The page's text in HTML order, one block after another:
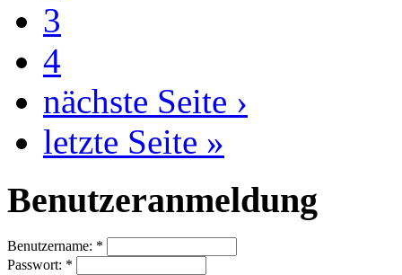
3
4
nächste Seite ›
letzte Seite »
Benutzeranmeldung
Benutzername: *
Passwort: *